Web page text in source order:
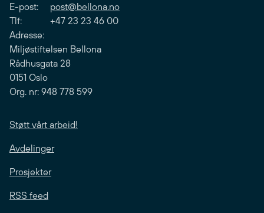
E-post: post@bellona.no
Tlf: +47 23 23 46 00
Adresse:
Miljøstiftelsen Bellona
Rådhusgata 28
0151 Oslo
Org. nr: 948 778 599
Støtt vårt arbeid!
Avdelinger
Prosjekter
RSS feed